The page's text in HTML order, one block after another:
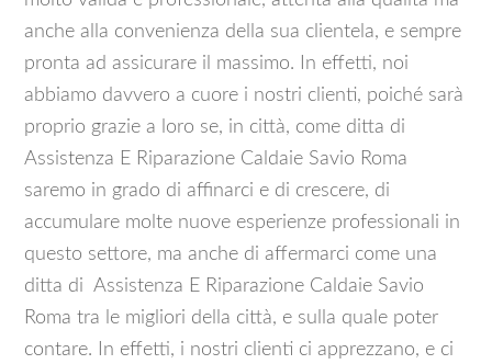
anche alla convenienza della sua clientela, e sempre
pronta ad assicurare il massimo. In effetti, noi
abbiamo davvero a cuore i nostri clienti, poiché sarà
proprio grazie a loro se, in città, come ditta di
Assistenza E Riparazione Caldaie Savio Roma
saremo in grado di affinarci e di crescere, di
accumulare molte nuove esperienze professionali in
questo settore, ma anche di affermarci come una
ditta di Assistenza E Riparazione Caldaie Savio
Roma tra le migliori della città, e sulla quale poter
contare. In effetti, i nostri clienti ci apprezzano, e ci